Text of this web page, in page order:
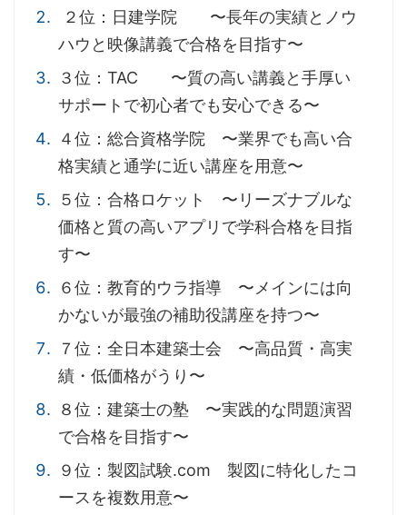
２位：日建学院 〜長年の実績とノウ
ハウと映像講義で合格を目指す〜
３位：TAC 〜質の高い講義と手厚い
サポートで初心者でも安心できる〜
４位：総合資格学院 〜業界でも高い合
格実績と通学に近い講座を用意〜
５位：合格ロケット 〜リーズナブルな
価格と質の高いアプリで学科合格を目指
す〜
６位：教育的ウラ指導 〜メインには向
かないが最強の補助役講座を持つ〜
７位：全日本建築士会 〜高品質・高実
績・低価格がうり〜
８位：建築士の塾 〜実践的な問題演習
で合格を目指す〜
９位：製図試験.com 製図に特化したコ
ースを複数用意〜